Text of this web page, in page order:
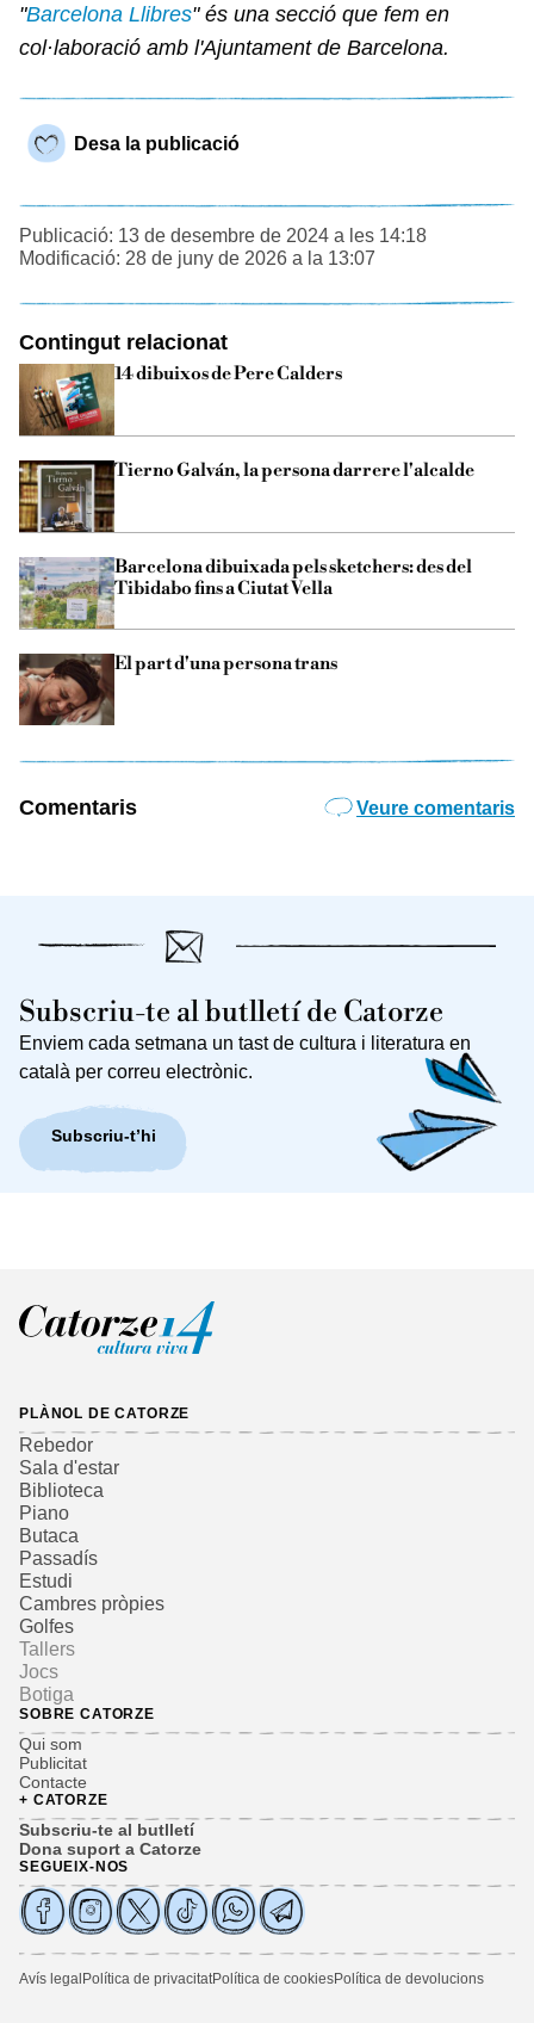
"Barcelona Llibres" és una secció que fem en
col·laboració amb l'Ajuntament de Barcelona.
Desa la publicació
Publicació: 13 de desembre de 2024 a les 14:18
Modificació: 28 de juny de 2026 a la 13:07
Contingut relacionat
14 dibuixos de Pere Calders
Tierno Galván, la persona darrere l'alcalde
Barcelona dibuixada pels sketchers: des del
Tibidabo fins a Ciutat Vella
El part d'una persona trans
Comentaris Veure comentaris
Subscriu-te al butlletí de Catorze
Enviem cada setmana un tast de cultura i literatura en
català per correu electrònic.
Subscriu-t’hi
PLÀNOL DE CATORZE
Rebedor
Sala d'estar
Biblioteca
Piano
Butaca
Passadís
Estudi
Cambres pròpies
Golfes
Tallers
Jocs
Botiga
SOBRE CATORZE
Qui som
Publicitat
Contacte
+ CATORZE
Subscriu-te al butlletí
Dona suport a Catorze
SEGUEIX-NOS
Avís legalPolítica de privacitatPolítica de cookiesPolítica de devolucions